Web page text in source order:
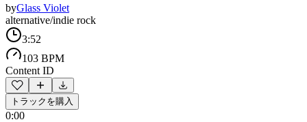
byGlass Violet
alternative/indie rock
3:52
103 BPM
Content ID
トラックを購入
0:00